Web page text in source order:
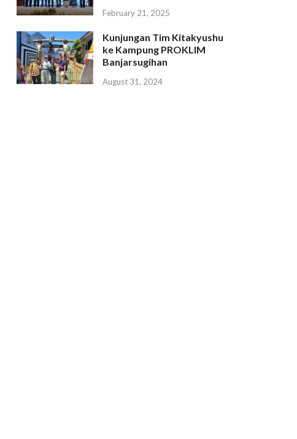
February 21, 2025
Kunjungan Tim Kitakyushu
ke Kampung PROKLIM
Banjarsugihan
August 31, 2024